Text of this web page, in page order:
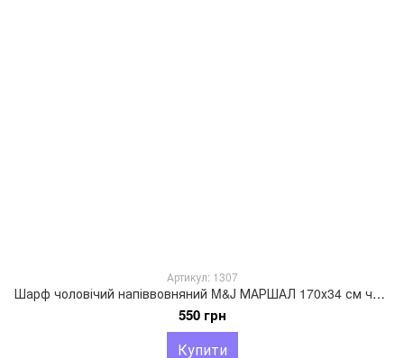
Артикул: 1307
Шарф чоловічий напіввовняний M&J МАРШАЛ 170х34 см чорний/коричневий 1307
550 грн
Купити